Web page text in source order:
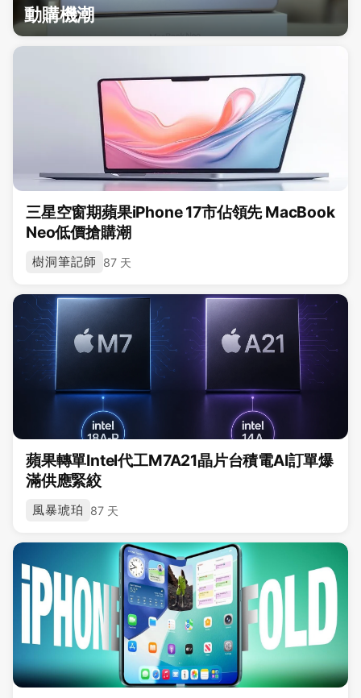
動購機潮
三星空窗期蘋果iPhone 17市佔領先 MacBook
Neo低價搶購潮
樹洞筆記師 87 天
蘋果轉單Intel代工M7A21晶片台積電AI訂單爆
滿供應緊絞
風暴琥珀 87 天